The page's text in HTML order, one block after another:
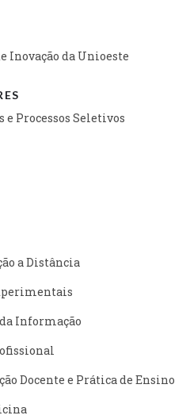
Inovação da Unioeste
e Processos Seletivos
a Distância
Informação
Docente e Prática de Ensino